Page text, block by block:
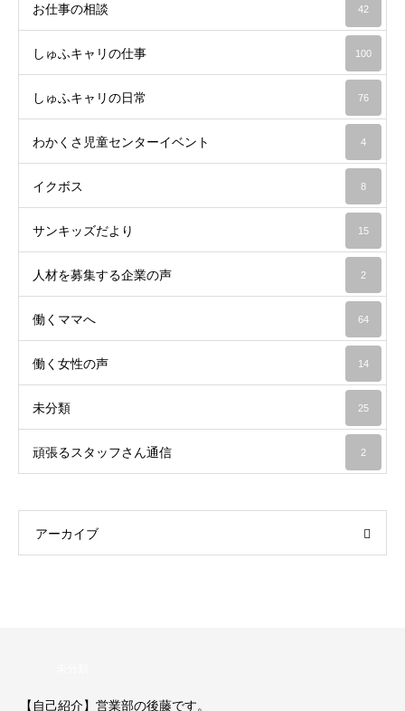
お仕事の相談 42
しゅふキャリの仕事 100
しゅふキャリの日常 76
わかくさ児童センターイベント 4
イクボス 8
サンキッズだより 15
人材を募集する企業の声 2
働くママへ 64
働く女性の声 14
未分類 25
頑張るスタッフさん通信 2
アーカイブ
【自己紹介】営業部の後藤です。